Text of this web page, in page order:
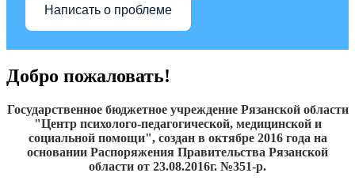
Написать о проблеме
Добро пожаловать!
Государственное бюджетное учреждение Рязанской области
"Центр психолого-педагогической, медицинской и
социальной помощи", создан в октябре 2016года на
основании Распоряжения Правительства Рязанской
области от 23.08.2016г. №351-р.